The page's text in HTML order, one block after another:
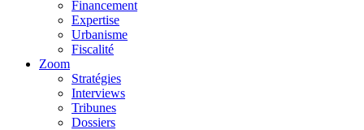
Financement
Expertise
Urbanisme
Fiscalité
Zoom
Stratégies
Interviews
Tribunes
Dossiers